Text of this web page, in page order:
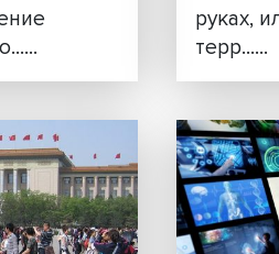
заменить
из Совета